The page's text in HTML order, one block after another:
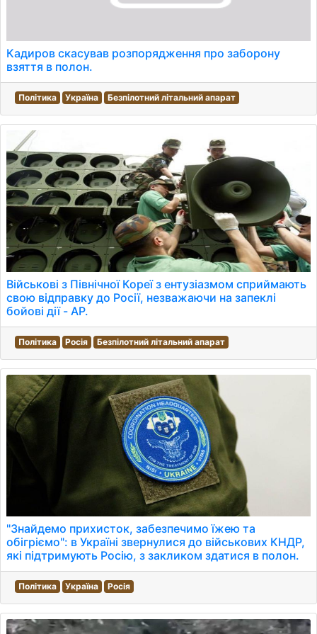
Кадиров скасував розпорядження про заборону
взяття в полон.
Політика Україна Безпілотний літальний апарат
Військові з Північної Кореї з ентузіазмом сприймають
свою відправку до Росії, незважаючи на запеклі
бойові дії - AP.
Політика Росія Безпілотний літальний апарат
"Знайдемо прихисток, забезпечимо їжею та
обігріємо": в Україні звернулися до військових КНДР,
які підтримують Росію, з закликом здатися в полон.
Політика Україна Росія